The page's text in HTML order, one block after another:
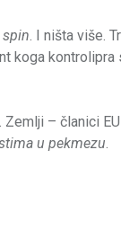
spin. I ništa više.
koga kontrolipra
– članici
u pekmezu.